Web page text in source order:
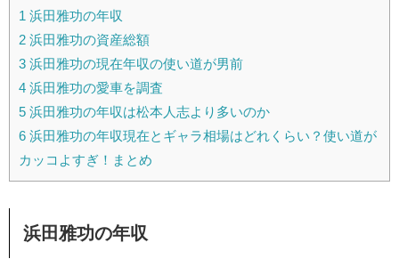
1 浜田雅功の年収
2 浜田雅功の資産総額
3 浜田雅功の現在年収の使い道が男前
4 浜田雅功の愛車を調査
5 浜田雅功の年収は松本人志より多いのか
6 浜田雅功の年収現在とギャラ相場はどれくらい？使い道が
カッコよすぎ！まとめ
浜田雅功の年収